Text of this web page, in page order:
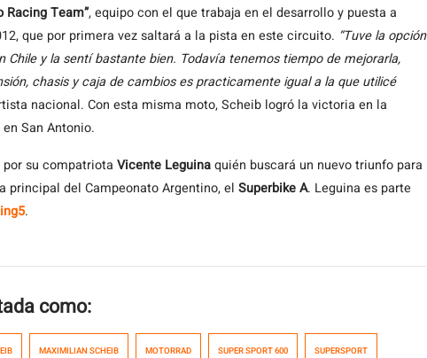
Racing Team”, equipo con el que trabaja en el desarrollo y puesta a
que por primera vez saltará a la pista en este circuito. “Tuve la opción
y la sentí bastante bien. Todavía tenemos tiempo de mejorarla,
chasis y caja de cambios es practicamente igual a la que utilicé
nacional. Con esta misma moto, Scheib logró la victoria en la
San Antonio.
su compatriota Vicente Leguinaquién buscará un nuevo triunfo para
principal del Campeonato Argentino, el Superbike A. Leguina es parte
.
como:
MAXIMILIAN SCHEIB MOTORRAD SUPER SPORT 600 SUPERSPORT